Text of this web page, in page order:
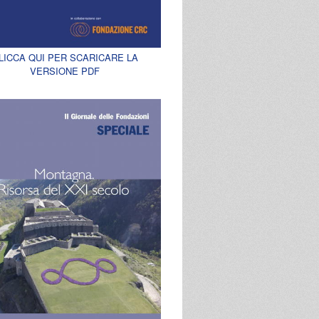
QUI PER SCARICARE LA
VERSIONE PDF